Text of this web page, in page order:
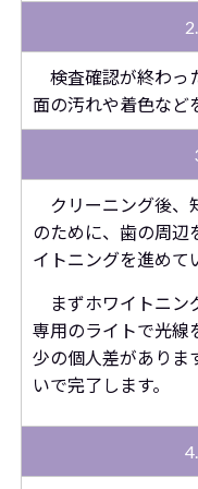
検査確認が終わっ
面の汚れや着色など
クリーニング後、
のために、歯の周辺
イトニングを進めて
まずホワイトニン
専用のライトで光線
少の個人差がありま
いで完了します。